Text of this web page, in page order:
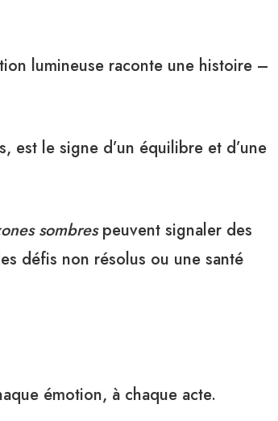
lumineuse raconte une histoire –
est le signe d’un équilibre et d’une
sombrespeuvent signaler des
défis non résolus ou une santé
émotion, à chaque acte.